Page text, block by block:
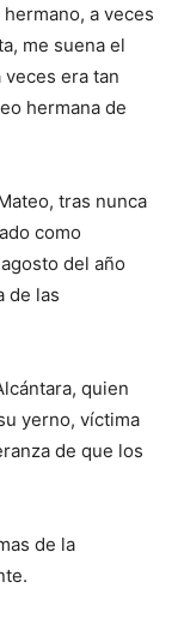
a veces
me suena el
era tan
hermana de
tras nunca
como
del año
de las
quien
yerno, víctima
de que los
de la